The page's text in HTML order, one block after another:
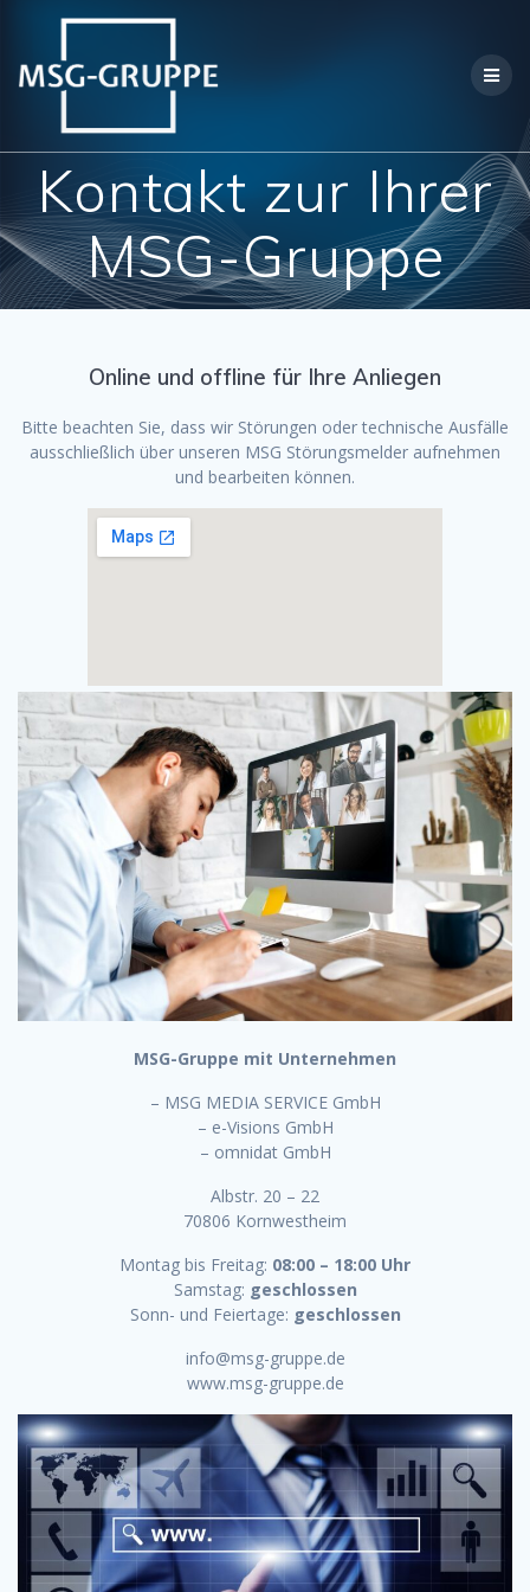
Kontakt zur Ihrer
MSG-Gruppe
Online und offline für Ihre Anliegen
Bitte beachten Sie, dass wir Störungen oder technische Ausfälle
ausschließlich über unseren MSG Störungsmelder aufnehmen
und bearbeiten können.
MSG-Gruppe mit Unternehmen
– MSG MEDIA SERVICE GmbH
– e-Visions GmbH
– omnidat GmbH
Albstr. 20 – 22
70806 Kornwestheim
Montag bis Freitag: 08:00 – 18:00 Uhr
Samstag: geschlossen
Sonn- und Feiertage: geschlossen
info@msg-gruppe.de
www.msg-gruppe.de